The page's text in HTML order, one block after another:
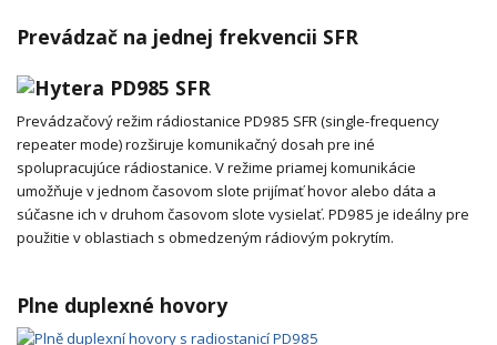
Prevádzač na jednej frekvencii SFR
Prevádzačový režim rádiostanice PD985 SFR (single-frequency
repeater mode) rozširuje komunikačný dosah pre iné
spolupracujúce rádiostanice. V režime priamej komunikácie
umožňuje v jednom časovom slote prijímať hovor alebo dáta a
súčasne ich v druhom časovom slote vysielať. PD985 je ideálny pre
použitie v oblastiach s obmedzeným rádiovým pokrytím.
Plne duplexné hovory